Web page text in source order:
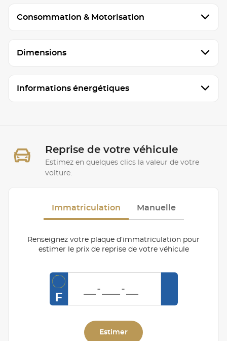
Consommation & Motorisation
Dimensions
Informations énergétiques
Reprise de votre véhicule
Estimez en quelques clics la valeur de votre
voiture.
Immatriculation Manuelle
Renseignez votre plaque d’immatriculation pour
estimer le prix de reprise de votre véhicule
F
Estimer